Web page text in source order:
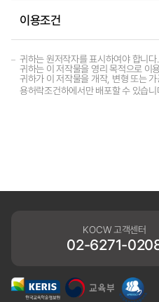
이용조건
귀하는 원저작자를 표시하여야 합니다.
귀하는 이 저작물을 영리 목적으로 이
귀하가 이 저작물을 개작, 변형 또는
용허락조건하에서만 배포할 수 있습니
KOCW 고객센터
02-6271-